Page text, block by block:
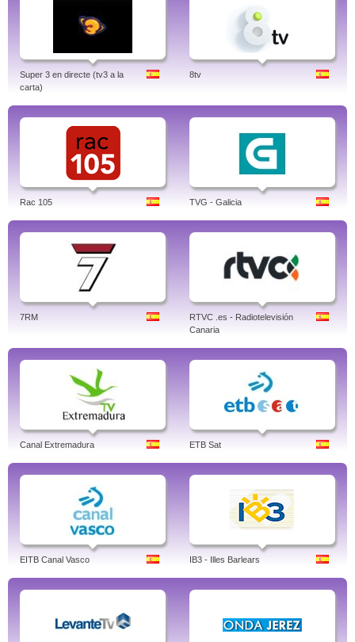
Super 3 en directe (tv3 a la
carta)
8tv
Rac 105 TVG - Galicia
7RM
RTVC .es - Radiotelevisión
Canaria
Canal Extremadura ETB Sat
EITB Canal Vasco IB3 - Illes Barlears